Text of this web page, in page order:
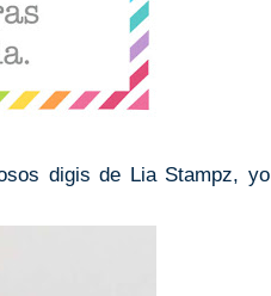
digis de Lia Stampz, yo